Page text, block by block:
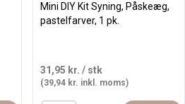
Mini DIY Kit Syning, Påskeæg,
pastelfarver, 1 pk.
31,95 kr. / stk
(39,94 kr. inkl. moms)